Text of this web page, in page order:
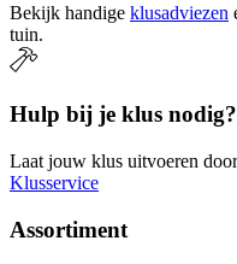
Bekijk handige klusadviezen
tuin.
Hulp bij je klus nodig?
Laat jouw klus uitvoeren
Klusservice
Assortiment